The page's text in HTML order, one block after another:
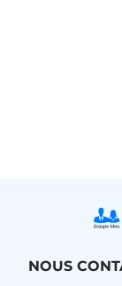
NOUS